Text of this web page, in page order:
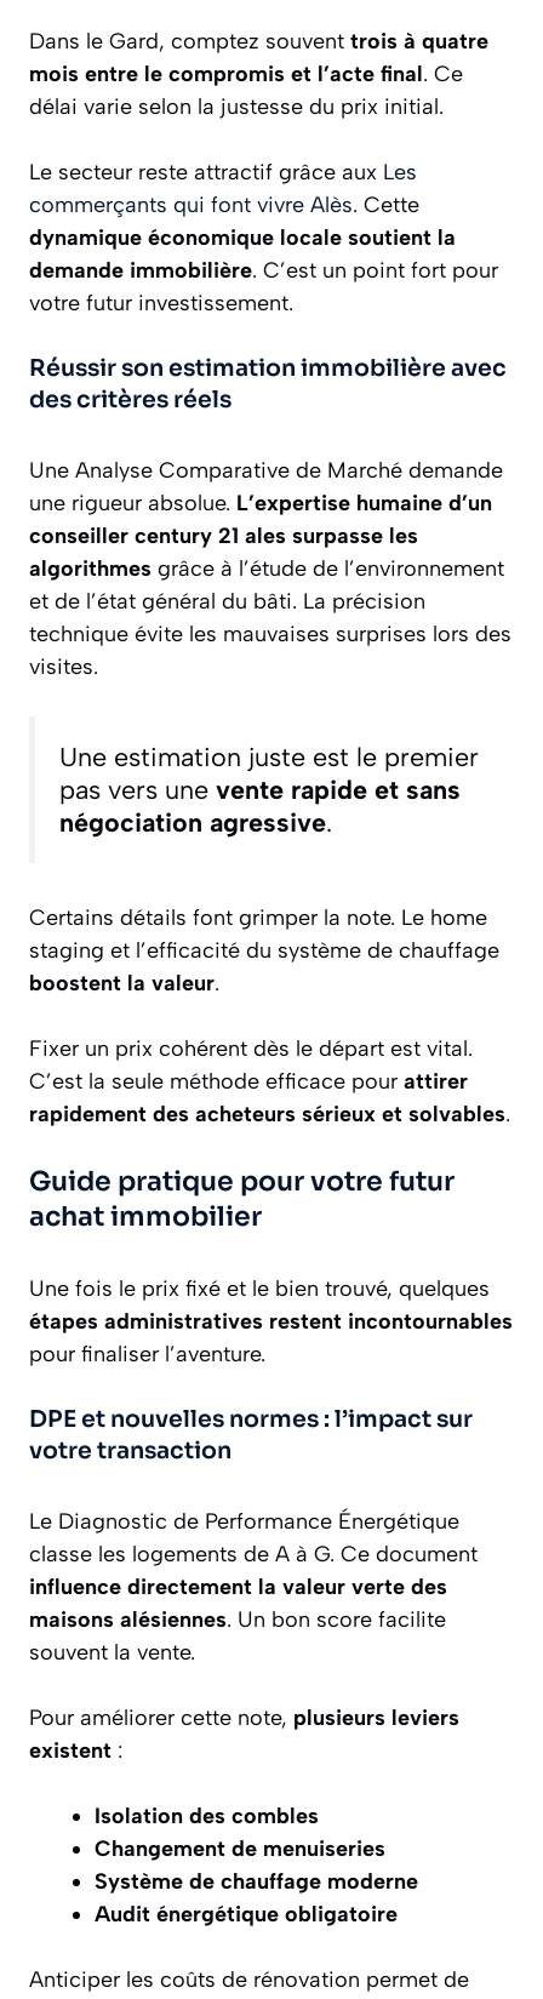
Dans le Gard, comptez souvent trois à quatre
mois entre le compromis et l’acte final. Ce
délai varie selon la justesse du prix initial.
Le secteur reste attractif grâce aux Les
commerçants qui font vivre Alès. Cette
dynamique économique locale soutient la
demande immobilière. C’est un point fort pour
votre futur investissement.
Réussir son estimation immobilière avec
des critères réels
Une Analyse Comparative de Marché demande
une rigueur absolue. L’expertise humaine d’un
conseiller century 21 ales surpasse les
algorithmes grâce à l’étude de l’environnement
et de l’état général du bâti. La précision
technique évite les mauvaises surprises lors des
visites.
Une estimation juste est le premier
pas vers une vente rapide et sans
négociation agressive.
Certains détails font grimper la note. Le home
staging et l’efficacité du système de chauffage
boostent la valeur.
Fixer un prix cohérent dès le départ est vital.
C’est la seule méthode efficace pour attirer
rapidement des acheteurs sérieux et solvables.
Guide pratique pour votre futur
achat immobilier
Une fois le prix fixé et le bien trouvé, quelques
étapes administratives restent incontournables
pour finaliser l’aventure.
DPE et nouvelles normes : l’impact sur
votre transaction
Le Diagnostic de Performance Énergétique
classe les logements de A à G. Ce document
influence directement la valeur verte des
maisons alésiennes. Un bon score facilite
souvent la vente.
Pour améliorer cette note, plusieurs leviers
existent :
Isolation des combles
Changement de menuiseries
Système de chauffage moderne
Audit énergétique obligatoire
Anticiper les coûts de rénovation permet de